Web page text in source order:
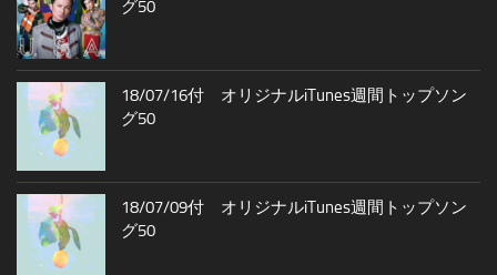
グ50
18/07/16付 オリジナルiTunes週間トップソン
グ50
18/07/09付 オリジナルiTunes週間トップソン
グ50